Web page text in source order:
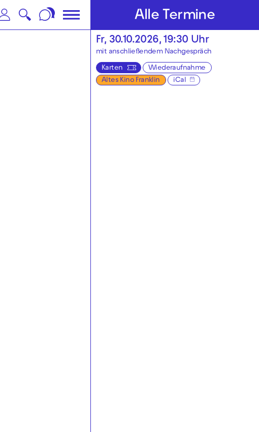
Zum Footer springenAlle Termine
Fr, 30.10.2026, 19:30 Uhr
mit anschließendem Nachgespräch
Karten
Wiederaufnahme
Altes Kino Franklin
iCal